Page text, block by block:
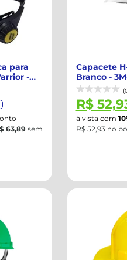
para
-
63,89sem
Capacete
Branco -
R$
à vista com
R$ 52,93 no